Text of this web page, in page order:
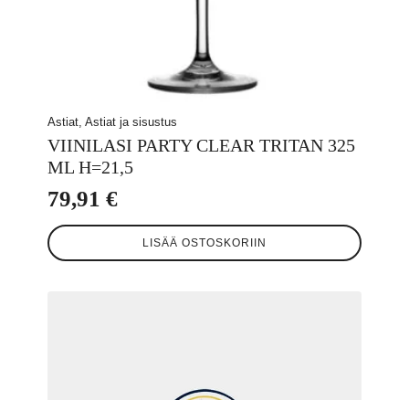
Astiat, Astiat ja sisustus
VIINILASI PARTY CLEAR TRITAN 325
ML H=21,5
79,91 €
LISÄÄ OSTOSKORIIN